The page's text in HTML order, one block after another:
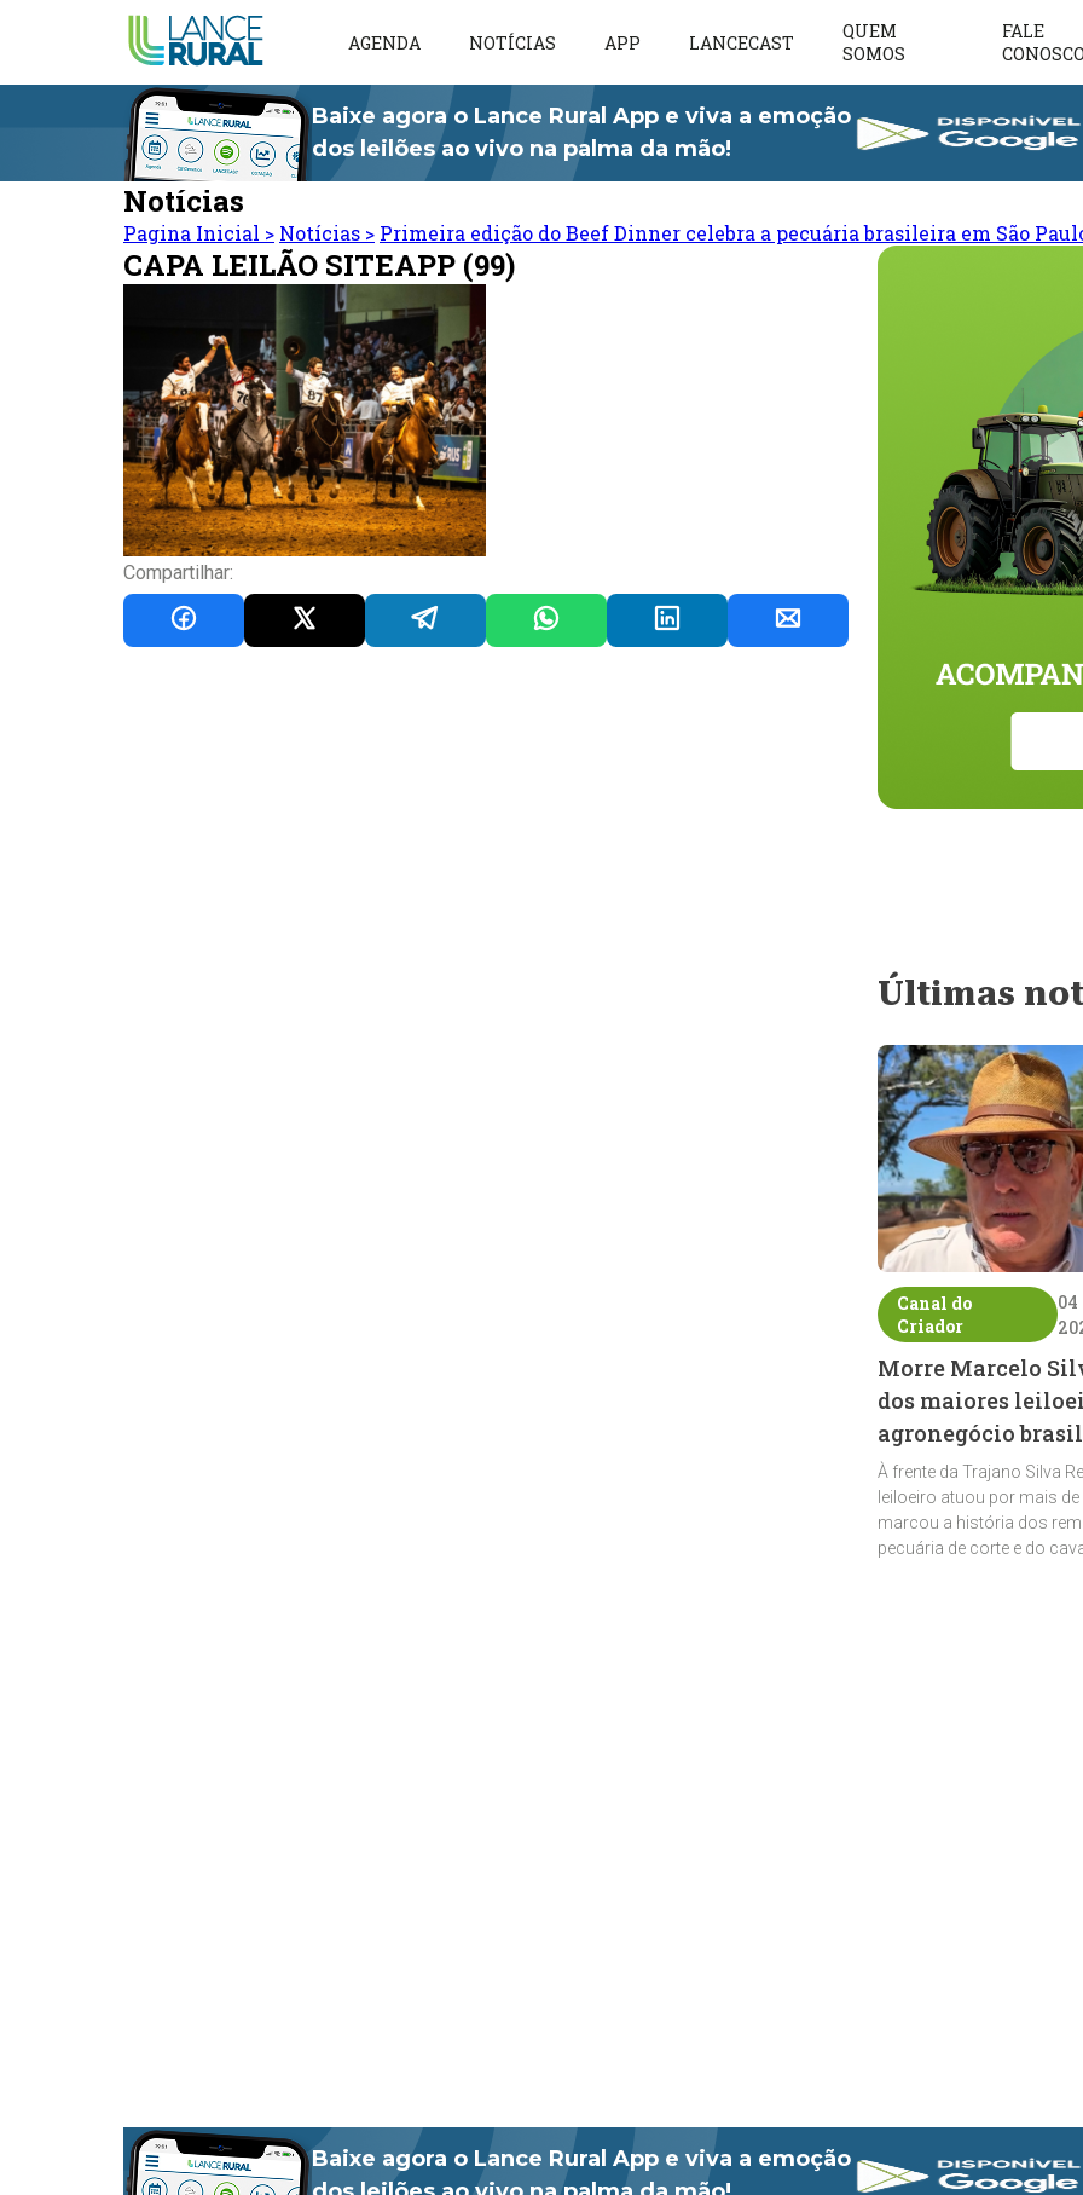
AGENDA NOTÍCIAS APP LANCECAST
QUEM
SOMOS
FALE
CONOSCO
Baixe agora o Lance Rural App e viva a emoção
dos leilões ao vivo na palma da mão!
Notícias
Pagina Inicial > Notícias > Primeira edição do Beef Dinner celebra a pecuária brasileira em São
CAPA LEILÃO SITEAPP (99)
Compartilhar:
Últimas
Canal do
Criador
04
Morre Marcelo
dos maiores
agronegócio
À frente da Trajano Silva
leiloeiro atuou por mais
marcou a história dos
pecuária de corte e do
Baixe agora o Lance Rural App e viva a emoção